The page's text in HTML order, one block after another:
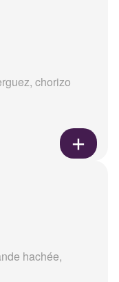
chorizo
hachée,